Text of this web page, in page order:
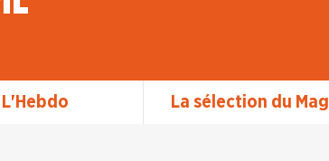
L'Hebdo La sélection du Mag